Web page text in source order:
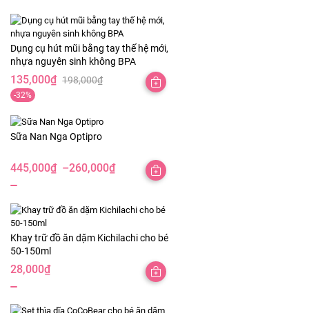
Dụng cụ hút mũi bằng tay thế hệ mới,
nhựa nguyên sinh không BPA
198,000₫
Giá
gốc
là:
198,000₫.
135,000₫
Giá
hiện
tại
là:
-32%
Sữa Nan Nga Optipro
260,000₫
–
445,000₫
Khoảng
từ
260,000₫
đến
445,000₫
Khay trữ đồ ăn dặm Kichilachi cho bé
50-150ml
28,000₫